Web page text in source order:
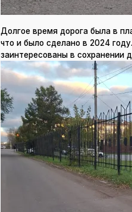
Долгое время дорога была в
что и было сделано в 2024
заинтересованы в сохранении